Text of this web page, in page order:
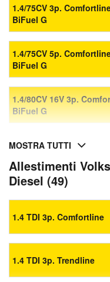
1.4/75CV 3p.
BiFuel G
1.4/75CV 5p.
BiFuel G
1.4/80CV 16V 3p.
BiFuel G
MOSTRA TUTTI
Allestimenti
Diesel (49)
1.4 TDI 3p. Comfortline
1.4 TDI 3p. Trendline